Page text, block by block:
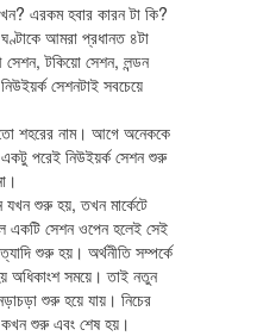
এরকম হবার কারন টা কি?
আমরা প্রধানত ৪টা
টকিয়ো সেশন, লন্ডন
সেশনটাই সবচেয়ে
শহরের নাম। আগে অনেককে
পরেই নিউইয়র্ক সেশন শুরু
যখন শুরু হয়, তখন মার্কেটে
একটি সেশন ওপেন হলেই সেই
শুরু হয়। অর্থনীতি সম্পর্কে
অধিকাংশ সময়ে। তাই নতুন
শুরু হয়ে যায়। নিচের
কখন শুরু এবং শেষ হয়।